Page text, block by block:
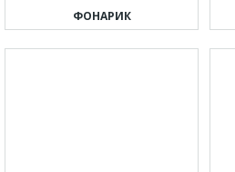
ФОНАРИК